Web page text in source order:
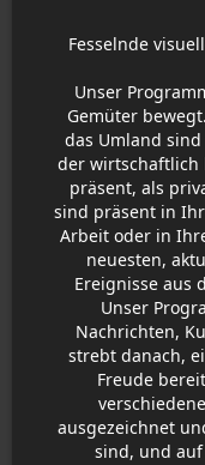
Fesselnde
Unser
Gemüter
das Umland
der wirtschaftlich
präsent, als
sind präsent in
Arbeit oder in
neuesten,
Ereignisse aus
Unser
Nachrichten,
strebt danach,
Freude
ausgezeichnet
sind, und